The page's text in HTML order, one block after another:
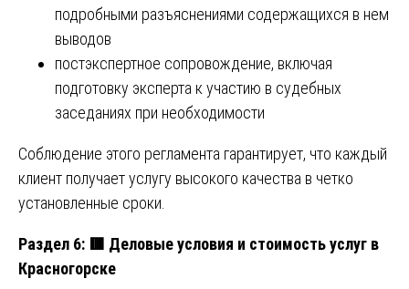
подробными разъяснениями содержащихся в нем
выводов
постэкспертное сопровождение, включая
подготовку эксперта к участию в судебных
заседаниях при необходимости
Соблюдение этого регламента гарантирует, что каждый
клиент получает услугу высокого качества в четко
установленные сроки.
Раздел 6: 🟥 Деловые условия и стоимость услуг в
Красногорске